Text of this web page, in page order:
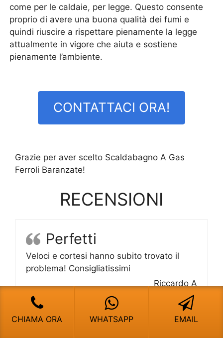
come per le caldaie, per legge. Questo consente
proprio di avere una buona qualità dei fumi e
quindi riuscire a rispettare pienamente la legge
attualmente in vigore che aiuta e sostiene
pienamente l’ambiente.
CONTATTACI ORA!
Grazie per aver scelto Scaldabagno A Gas
Ferroli Baranzate!
RECENSIONI
Perfetti
Veloci e cortesi hanno subito trovato il
problema! Consigliatissimi
Riccardo A
CHIAMA ORA WHATSAPP EMAIL